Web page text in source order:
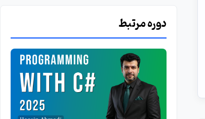
دوره مرتبط